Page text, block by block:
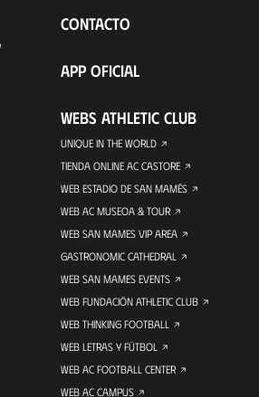
CONTACTO
APP OFICIAL
WEBS ATHLETIC CLUB
UNIQUE IN THE WORLD
TIENDA ONLINE AC CASTORE
WEB ESTADIO DE SAN MAMÉS
WEB AC MUSEOA & TOUR
WEB SAN MAMES VIP AREA
GASTRONOMIC CATHEDRAL
WEB SAN MAMES EVENTS
WEB FUNDACIÓN ATHLETIC CLUB
WEB THINKING FOOTBALL
WEB LETRAS Y FÚTBOL
WEB AC FOOTBALL CENTER
WEB AC CAMPUS